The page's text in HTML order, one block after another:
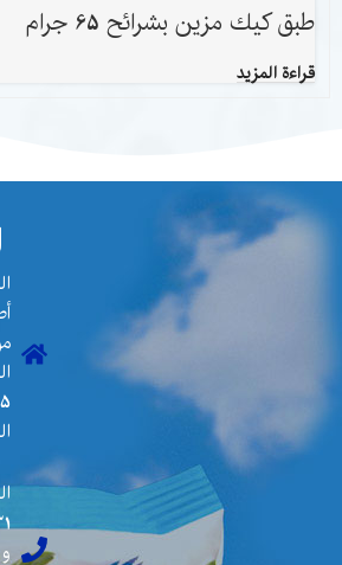
طبق كيك مزين بشرائح 65 جرام
قراءة المزيد